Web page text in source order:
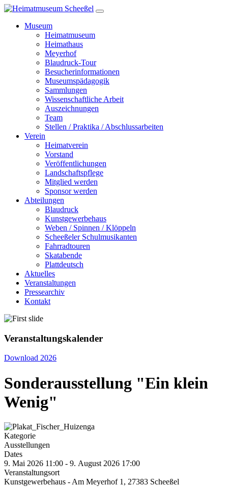
Museum
Heimatmuseum
Heimathaus
Meyerhof
Blaudruck-Tour
Besucherinformationen
Museumspädagogik
Sammlungen
Wissenschaftliche Arbeit
Auszeichnungen
Team
Stellen / Praktika / Abschlussarbeiten
Verein
Heimatverein
Vorstand
Veröffentlichungen
Landschaftspflege
Mitglied werden
Sponsor werden
Abteilungen
Blaudruck
Kunstgewerbehaus
Weben / Spinnen / Klöppeln
Scheeßeler Schulmusikanten
Fahrradtouren
Skatabende
Plattdeutsch
Aktuelles
Veranstaltungen
Pressearchiv
Kontakt
Veranstaltungskalender
Download 2026
Sonderausstellung "Ein klein
Wenig"
Kategorie
Ausstellungen
Dates
9. Mai 2026 11:00 - 9. August 2026 17:00
Veranstaltungsort
Kunstgewerbehaus - Am Meyerhof 1, 27383 Scheeßel